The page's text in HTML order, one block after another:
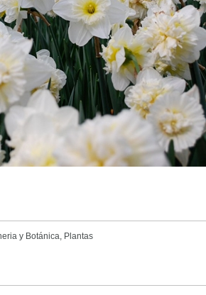
y Botánica, Plantas